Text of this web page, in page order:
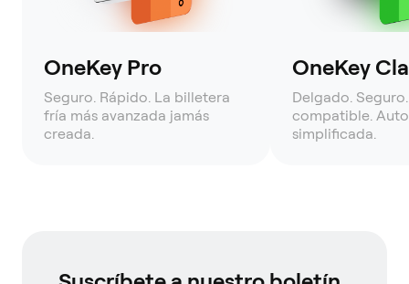
OneKey Pro
Seguro. Rápido. La billetera
fría más avanzada jamás
creada.
OneKey
Delgado.
compatible.
simplificada.